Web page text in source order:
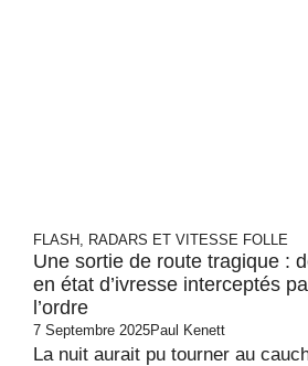
FLASH, RADARS ET VITESSE FOLLE
Une sortie de route tragique :
en état d’ivresse interceptés
l’ordre
7 Septembre 2025Paul Kenett
La nuit aurait pu tourner au